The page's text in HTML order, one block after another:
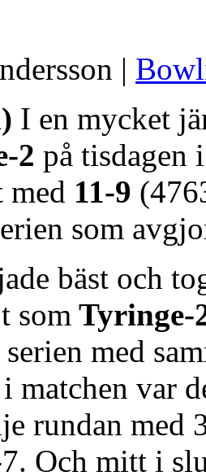
|
I en mycket
2 på tisdagen
med 11-9
som
bäst och
som
med
matchen var
rundan
Och mitt i